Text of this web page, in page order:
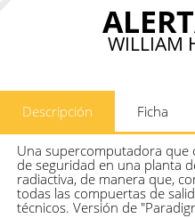
WILLIAM
Descripción Ficha
Una supercomputadora que
de seguridad en una planta
radiactiva, de manera que,
todas las compuertas de
técnicos. Versión de